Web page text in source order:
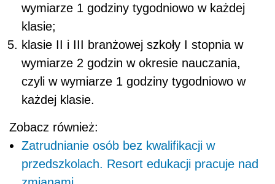
wymiarze 1 godziny tygodniowo w każdej
klasie;
klasie II i III branżowej szkoły I stopnia w
wymiarze 2 godzin w okresie nauczania,
czyli w wymiarze 1 godziny tygodniowo w
każdej klasie.
Zobacz również:
Zatrudnianie osób bez kwalifikacji w
przedszkolach. Resort edukacji pracuje nad